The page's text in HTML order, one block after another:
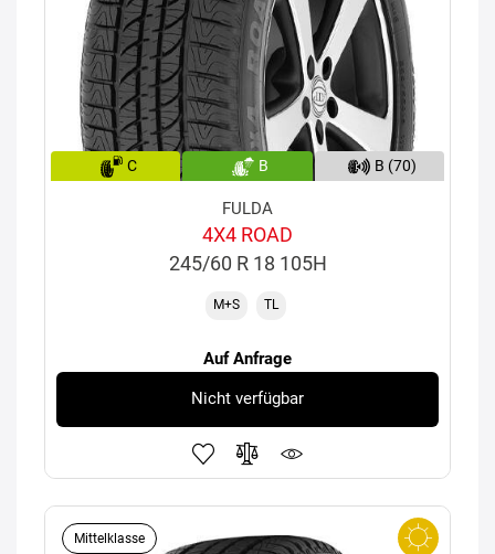
C B B (70)
FULDA
4X4 ROAD
245/60 R 18 105H
M+S TL
Auf Anfrage
Nicht verfügbar
Mittelklasse